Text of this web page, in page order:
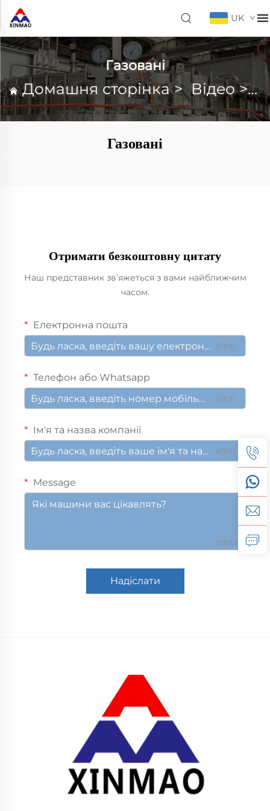
UK
Газовані
Домашня сторінка>Відео>
Газовані
Отримати безкоштовну цитату
Наш представник зв’яжеться з вами найближчим
часом.
Електронна пошта
0/100
Телефон або Whatsapp
0/100
Ім'я та назва компанії
0/100
Message
0/1000
Надіслати